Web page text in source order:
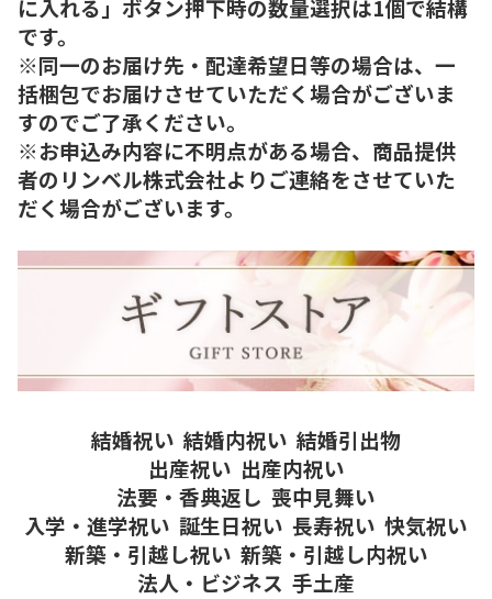
に入れる」ボタン押下時の数量選択は1個で結構
です。
※同一のお届け先・配達希望日等の場合は、一
括梱包でお届けさせていただく場合がございま
すのでご了承ください。
※お申込み内容に不明点がある場合、商品提供
者のリンベル株式会社よりご連絡をさせていた
だく場合がございます。
結婚祝い 結婚内祝い 結婚引出物
出産祝い 出産内祝い
法要・香典返し 喪中見舞い
入学・進学祝い 誕生日祝い 長寿祝い 快気祝い
新築・引越し祝い 新築・引越し内祝い
法人・ビジネス 手土産